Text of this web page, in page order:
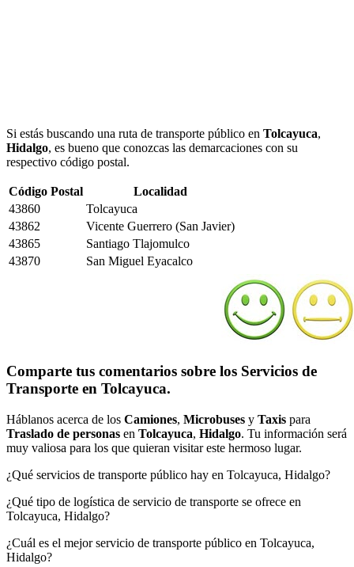
Si estás buscando una ruta de transporte público en Tolcayuca,
Hidalgo, es bueno que conozcas las demarcaciones con su
respectivo código postal.
Código Postal
Localidad
43860
Tolcayuca
43862
Vicente Guerrero (San Javier)
43865
Santiago Tlajomulco
43870
San Miguel Eyacalco
Comparte tus comentarios sobre los Servicios de
Transporte en Tolcayuca.
Háblanos acerca de los Camiones, Microbuses y Taxis para
Traslado de personas en Tolcayuca, Hidalgo. Tu información será
muy valiosa para los que quieran visitar este hermoso lugar.
¿Qué servicios de transporte público hay en Tolcayuca, Hidalgo?
¿Qué tipo de logística de servicio de transporte se ofrece en
Tolcayuca, Hidalgo?
¿Cuál es el mejor servicio de transporte público en Tolcayuca,
Hidalgo?